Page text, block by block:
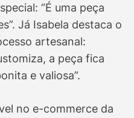
“É uma peça
Já Isabela destaca o
artesanal:
a peça fica
e valiosa”.
no e-commerce da